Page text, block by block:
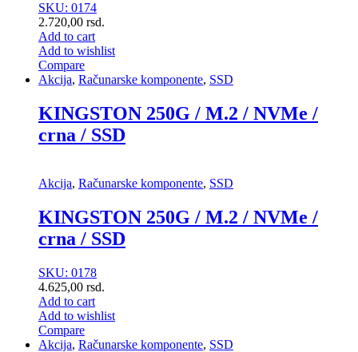
SKU: 0174
2.720,00 rsd.
Add to cart
Add to wishlist
Compare
Akcija, Računarske komponente, SSD
KINGSTON 250G / M.2 / NVMe /
crna / SSD
Akcija, Računarske komponente, SSD
KINGSTON 250G / M.2 / NVMe /
crna / SSD
SKU: 0178
4.625,00 rsd.
Add to cart
Add to wishlist
Compare
Akcija, Računarske komponente, SSD